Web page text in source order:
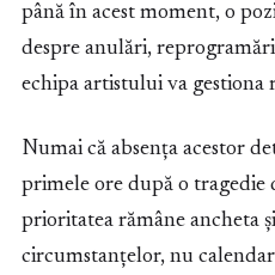
până în acest moment, o
despre anulări,
echipa artistului va
Numai că absența acestor
primele ore după o tragedie
prioritatea rămâne ancheta
circumstanțelor, nu